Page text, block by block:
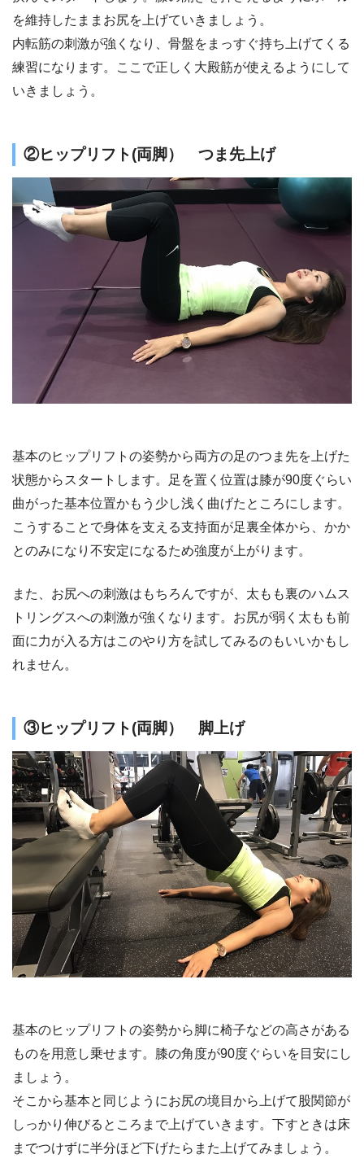
を維持したままお尻を上げていきましょう。
内転筋の刺激が強くなり、骨盤をまっすぐ持ち上げてくる
練習になります。ここで正しく大殿筋が使えるようにして
いきましょう。
②ヒップリフト(両脚） つま先上げ
基本のヒップリフトの姿勢から両方の足のつま先を上げた
状態からスタートします。足を置く位置は膝が90度ぐらい
曲がった基本位置かもう少し浅く曲げたところにします。
こうすることで身体を支える支持面が足裏全体から、かか
とのみになり不安定になるため強度が上がります。
また、お尻への刺激はもちろんですが、太もも裏のハムス
トリングスへの刺激が強くなります。お尻が弱く太もも前
面に力が入る方はこのやり方を試してみるのもいいかもし
れません。
③ヒップリフト(両脚） 脚上げ
基本のヒップリフトの姿勢から脚に椅子などの高さがある
ものを用意し乗せます。膝の角度が90度ぐらいを目安にし
ましょう。
そこから基本と同じようにお尻の境目から上げて股関節が
しっかり伸びるところまで上げていきます。下すときは床
までつけずに半分ほど下げたらまた上げてみましょう。